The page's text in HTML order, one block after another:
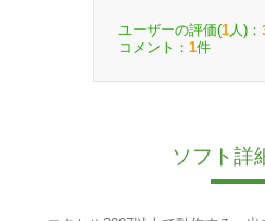
ユーザーの評価(1 人)：
コメント： 1件
ソフト詳